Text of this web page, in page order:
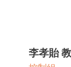
李孝貽